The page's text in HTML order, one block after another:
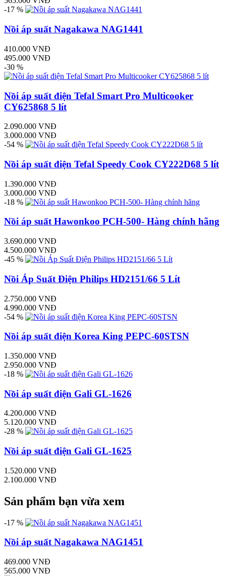
-17 %
Nồi áp suất Nagakawa NAG1441
410.000 VNĐ
495.000 VNĐ
-30 %
Nồi áp suất điện Tefal Smart Pro Multicooker
CY625868 5 lít
2.090.000 VNĐ
3.000.000 VNĐ
-54 %
Nồi áp suất điện Tefal Speedy Cook CY222D68 5 lít
1.390.000 VNĐ
3.000.000 VNĐ
-18 %
Nồi áp suất Hawonkoo PCH-500- Hàng chính hãng
3.690.000 VNĐ
4.500.000 VNĐ
-45 %
Nồi Áp Suất Điện Philips HD2151/66 5 Lít
2.750.000 VNĐ
4.990.000 VNĐ
-54 %
Nồi áp suất điện Korea King PEPC-60STSN
1.350.000 VNĐ
2.950.000 VNĐ
-18 %
Nồi áp suất điện Gali GL-1626
4.200.000 VNĐ
5.120.000 VNĐ
-28 %
Nồi áp suất điện Gali GL-1625
1.520.000 VNĐ
2.100.000 VNĐ
Sản phẩm bạn vừa xem
-17 %
Nồi áp suất Nagakawa NAG1451
469.000 VNĐ
565.000 VNĐ